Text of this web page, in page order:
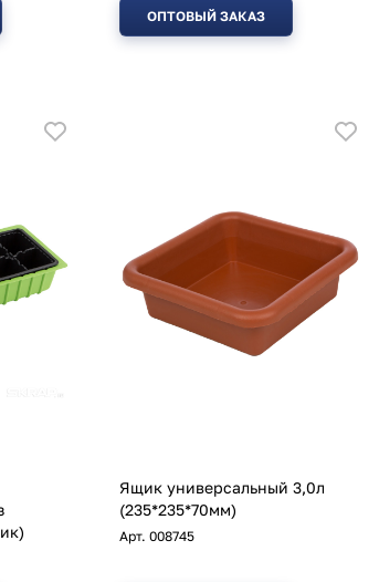
ОПТОВЫЙ ЗАКАЗ
Ящик универсальный 3,0л
(235*235*70мм)
Арт. 008745